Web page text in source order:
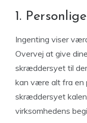
1.
Ingenting viser
Overvej at give
skræddersyet til
kan være alt fra en
skræddersyet
virksomhedens